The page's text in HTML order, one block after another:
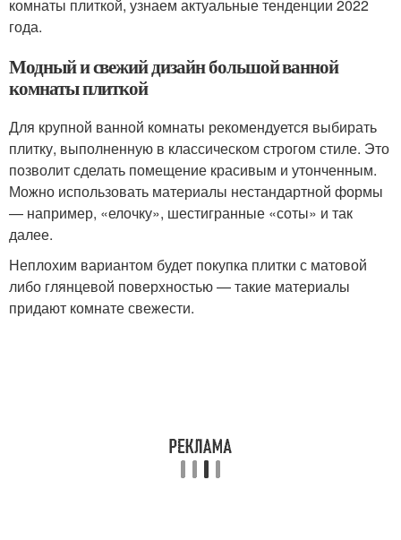
комнаты плиткой, узнаем актуальные тенденции 2022
года.
Модный и свежий дизайн большой ванной
комнаты плиткой
Для крупной ванной комнаты рекомендуется выбирать
плитку, выполненную в классическом строгом стиле. Это
позволит сделать помещение красивым и утонченным.
Можно использовать материалы нестандартной формы
— например, «елочку», шестигранные «соты» и так
далее.
Неплохим вариантом будет покупка плитки с матовой
либо глянцевой поверхностью — такие материалы
придают комнате свежести.